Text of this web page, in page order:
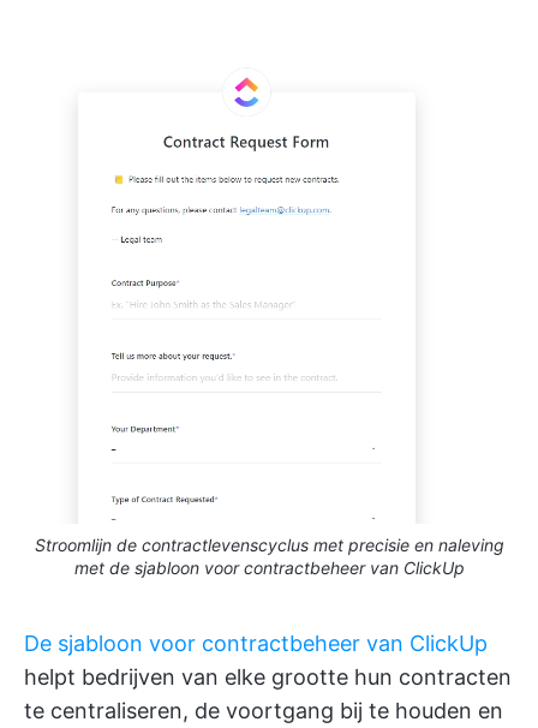
Stroomlijn de contractlevenscyclus met precisie en naleving
met de sjabloon voor contractbeheer van ClickUp
De sjabloon voor contractbeheer van ClickUp
helpt bedrijven van elke grootte hun contracten
te centraliseren, de voortgang bij te houden en